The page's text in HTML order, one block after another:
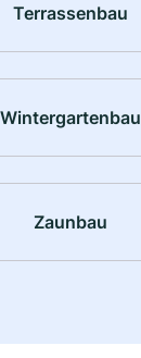
Terrassenbau
Wintergartenbau
Zaunbau